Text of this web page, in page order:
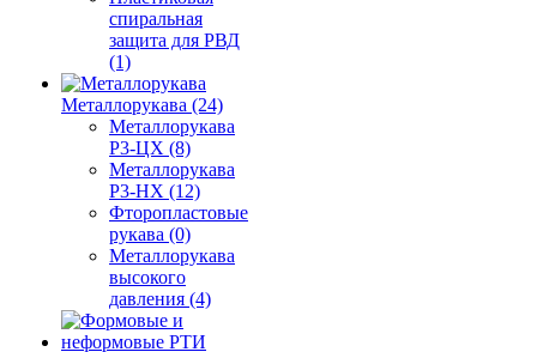
спиральная
защита для РВД
(1)
Металлорукава (24)
Металлорукава
Р3-ЦХ (8)
Металлорукава
Р3-НХ (12)
Фторопластовые
рукава (0)
Металлорукава
высокого
давления (4)